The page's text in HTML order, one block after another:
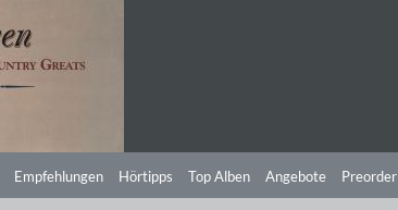
Empfehlungen Hörtipps Top Alben Angebote Preorder